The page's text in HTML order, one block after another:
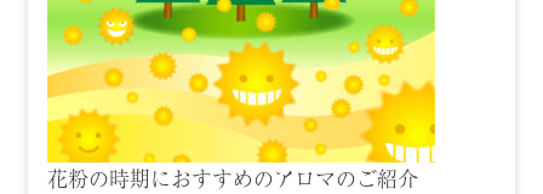
花粉の時期におすすめのアロマのご紹介